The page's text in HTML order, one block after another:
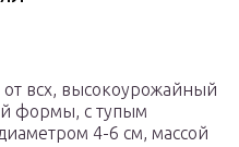
всх, высокоурожайный
формы, с тупым
4-6 см, массой